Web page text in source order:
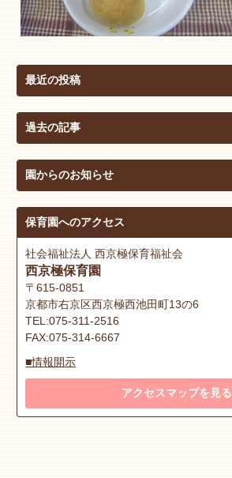
最近の投稿
過去の記事
園からのお知らせ
保育園へのアクセス
社会福祉法人 西京極保育福祉会
西京極保育園
〒615-0851
京都市右京区西京極西池田町13の6
TEL:075-311-2516
FAX:075-314-6667
■情報開示
アクセスマップを見る